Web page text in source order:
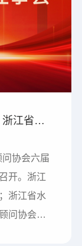
雄关漫道真如铁 而今迈步从头越 浙江省企业法律顾问协会六届二次理事会胜利召开
协会六届
开。浙江
浙江省水
问协会名